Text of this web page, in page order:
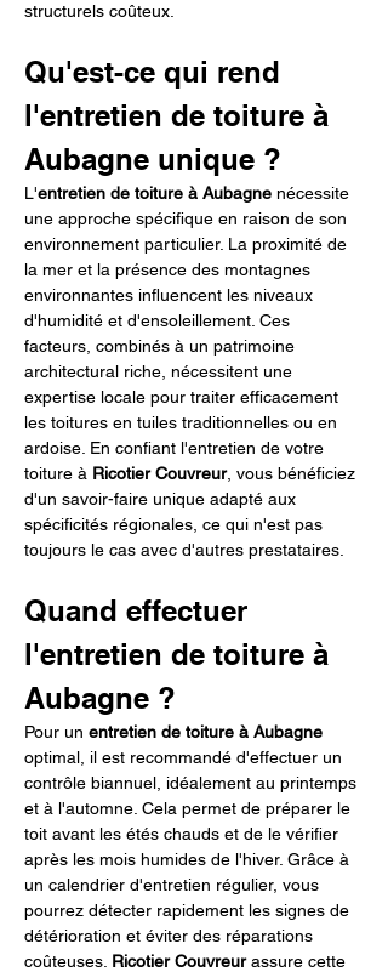
structurels coûteux.
Qu'est-ce qui rend
l'entretien de toiture à
Aubagne unique ?
L'entretien de toiture à Aubagne nécessite
une approche spécifique en raison de son
environnement particulier. La proximité de
la mer et la présence des montagnes
environnantes influencent les niveaux
d'humidité et d'ensoleillement. Ces
facteurs, combinés à un patrimoine
architectural riche, nécessitent une
expertise locale pour traiter efficacement
les toitures en tuiles traditionnelles ou en
ardoise. En confiant l'entretien de votre
toiture à Ricotier Couvreur, vous bénéficiez
d'un savoir-faire unique adapté aux
spécificités régionales, ce qui n'est pas
toujours le cas avec d'autres prestataires.
Quand effectuer
l'entretien de toiture à
Aubagne ?
Pour un entretien de toiture à Aubagne
optimal, il est recommandé d'effectuer un
contrôle biannuel, idéalement au printemps
et à l'automne. Cela permet de préparer le
toit avant les étés chauds et de le vérifier
après les mois humides de l'hiver. Grâce à
un calendrier d'entretien régulier, vous
pourrez détecter rapidement les signes de
détérioration et éviter des réparations
coûteuses. Ricotier Couvreur assure cette